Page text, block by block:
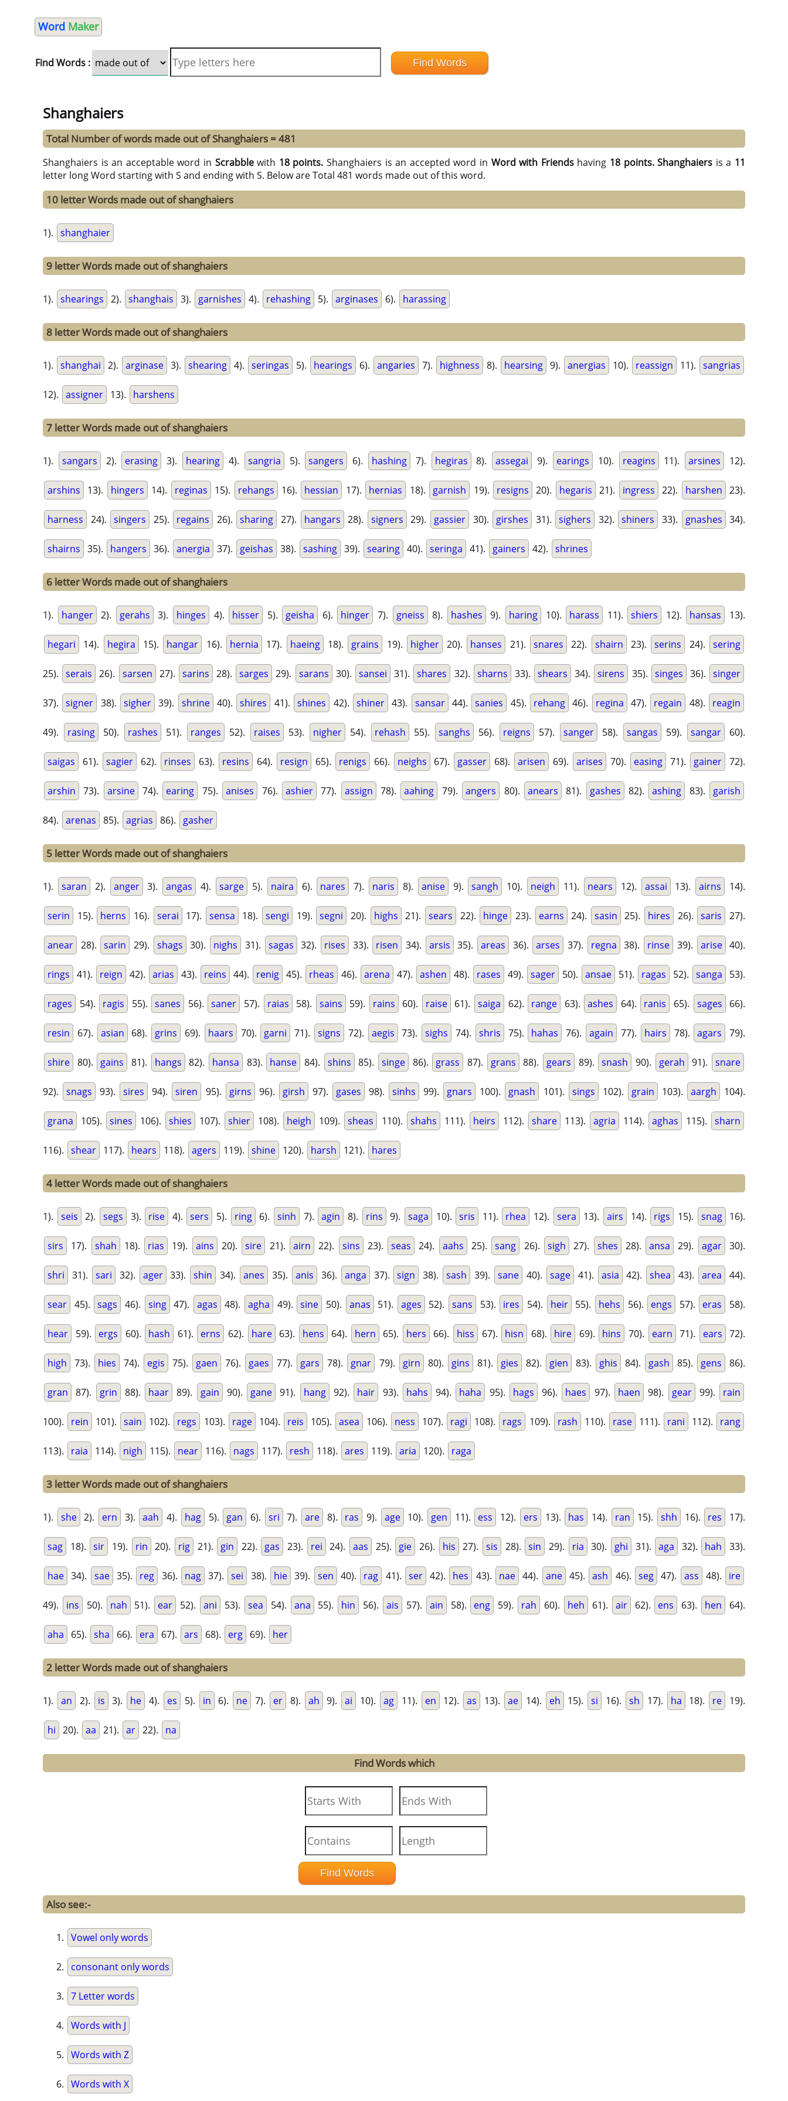
Word Maker
Find Words :
Shanghaiers
Total Number of words made out of Shanghaiers = 481
Shanghaiers is an acceptable word in Scrabblewith 18 points.Shanghaiers is an accepted word in Word with Friendshaving 18 points. Shanghaiers is a 11
letter long Word starting with S and ending with S. Below are Total 481 words made out of this word.
10 letter Words made out of shanghaiers
1). shanghaier
9 letter Words made out of shanghaiers
1). shearings 2). shanghais 3). garnishes 4). rehashing 5). arginases 6). harassing
8 letter Words made out of shanghaiers
1). shanghai 2). arginase 3). shearing 4). seringas 5). hearings 6). angaries 7). highness 8). hearsing 9). anergias 10). reassign 11). sangrias
12). assigner 13). harshens
7 letter Words made out of shanghaiers
1). sangars 2). erasing 3). hearing 4). sangria 5). sangers 6). hashing 7). hegiras 8). assegai 9). earings 10). reagins 11). arsines 12).
arshins 13). hingers 14). reginas 15). rehangs 16). hessian 17). hernias 18). garnish 19). resigns 20). hegaris 21). ingress 22). harshen 23).
harness 24). singers 25). regains 26). sharing 27). hangars 28). signers 29). gassier 30). girshes 31). sighers 32). shiners 33). gnashes 34).
shairns 35). hangers 36). anergia 37). geishas 38). sashing 39). searing 40). seringa 41). gainers 42). shrines
6 letter Words made out of shanghaiers
1). hanger 2). gerahs 3). hinges 4). hisser 5). geisha 6). hinger 7). gneiss 8). hashes 9). haring 10). harass 11). shiers 12). hansas 13).
hegari 14). hegira 15). hangar 16). hernia 17). haeing 18). grains 19). higher 20). hanses 21). snares 22). shairn 23). serins 24). sering
25). serais 26). sarsen 27). sarins 28). sarges 29). sarans 30). sansei 31). shares 32). sharns 33). shears 34). sirens 35). singes 36). singer
37). signer 38). sigher 39). shrine 40). shires 41). shines 42). shiner 43). sansar 44). sanies 45). rehang 46). regina 47). regain 48). reagin
49). rasing 50). rashes 51). ranges 52). raises 53). nigher 54). rehash 55). sanghs 56). reigns 57). sanger 58). sangas 59). sangar 60).
saigas 61). sagier 62). rinses 63). resins 64). resign 65). renigs 66). neighs 67). gasser 68). arisen 69). arises 70). easing 71). gainer 72).
arshin 73). arsine 74). earing 75). anises 76). ashier 77). assign 78). aahing 79). angers 80). anears 81). gashes 82). ashing 83). garish
84). arenas 85). agrias 86). gasher
5 letter Words made out of shanghaiers
1). saran 2). anger 3). angas 4). sarge 5). naira 6). nares 7). naris 8). anise 9). sangh 10). neigh 11). nears 12). assai 13). airns 14).
serin 15). herns 16). serai 17). sensa 18). sengi 19). segni 20). highs 21). sears 22). hinge 23). earns 24). sasin 25). hires 26). saris 27).
anear 28). sarin 29). shags 30). nighs 31). sagas 32). rises 33). risen 34). arsis 35). areas 36). arses 37). regna 38). rinse 39). arise 40).
rings 41). reign 42). arias 43). reins 44). renig 45). rheas 46). arena 47). ashen 48). rases 49). sager 50). ansae 51). ragas 52). sanga 53).
rages 54). ragis 55). sanes 56). saner 57). raias 58). sains 59). rains 60). raise 61). saiga 62). range 63). ashes 64). ranis 65). sages 66).
resin 67). asian 68). grins 69). haars 70). garni 71). signs 72). aegis 73). sighs 74). shris 75). hahas 76). again 77). hairs 78). agars 79).
shire 80). gains 81). hangs 82). hansa 83). hanse 84). shins 85). singe 86). grass 87). grans 88). gears 89). snash 90). gerah 91). snare
92). snags 93). sires 94). siren 95). girns 96). girsh 97). gases 98). sinhs 99). gnars 100). gnash 101). sings 102). grain 103). aargh 104).
grana 105). sines 106). shies 107). shier 108). heigh 109). sheas 110). shahs 111). heirs 112). share 113). agria 114). aghas 115). sharn
116). shear 117). hears 118). agers 119). shine 120). harsh 121). hares
4 letter Words made out of shanghaiers
1). seis 2). segs 3). rise 4). sers 5). ring 6). sinh 7). agin 8). rins 9). saga 10). sris 11). rhea 12). sera 13). airs 14). rigs 15). snag 16).
sirs 17). shah 18). rias 19). ains 20). sire 21). airn 22). sins 23). seas 24). aahs 25). sang 26). sigh 27). shes 28). ansa 29). agar 30).
shri 31). sari 32). ager 33). shin 34). anes 35). anis 36). anga 37). sign 38). sash 39). sane 40). sage 41). asia 42). shea 43). area 44).
sear 45). sags 46). sing 47). agas 48). agha 49). sine 50). anas 51). ages 52). sans 53). ires 54). heir 55). hehs 56). engs 57). eras 58).
hear 59). ergs 60). hash 61). erns 62). hare 63). hens 64). hern 65). hers 66). hiss 67). hisn 68). hire 69). hins 70). earn 71). ears 72).
high 73). hies 74). egis 75). gaen 76). gaes 77). gars 78). gnar 79). girn 80). gins 81). gies 82). gien 83). ghis 84). gash 85). gens 86).
gran 87). grin 88). haar 89). gain 90). gane 91). hang 92). hair 93). hahs 94). haha 95). hags 96). haes 97). haen 98). gear 99). rain
100). rein 101). sain 102). regs 103). rage 104). reis 105). asea 106). ness 107). ragi 108). rags 109). rash 110). rase 111). rani 112). rang
113). raia 114). nigh 115). near 116). nags 117). resh 118). ares 119). aria 120). raga
3 letter Words made out of shanghaiers
1). she 2). ern 3). aah 4). hag 5). gan 6). sri 7). are 8). ras 9). age 10). gen 11). ess 12). ers 13). has 14). ran 15). shh 16). res 17).
sag 18). sir 19). rin 20). rig 21). gin 22). gas 23). rei 24). aas 25). gie 26). his 27). sis 28). sin 29). ria 30). ghi 31). aga 32). hah 33).
hae 34). sae 35). reg 36). nag 37). sei 38). hie 39). sen 40). rag 41). ser 42). hes 43). nae 44). ane 45). ash 46). seg 47). ass 48). ire
49). ins 50). nah 51). ear 52). ani 53). sea 54). ana 55). hin 56). ais 57). ain 58). eng 59). rah 60). heh 61). air 62). ens 63). hen 64).
aha 65). sha 66). era 67). ars 68). erg 69). her
2 letter Words made out of shanghaiers
1). an 2). is 3). he 4). es 5). in 6). ne 7). er 8). ah 9). ai 10). ag 11). en 12). as 13). ae 14). eh 15). si 16). sh 17). ha 18). re 19).
hi 20). aa 21). ar 22). na
Find Words which
Also see:-
Vowel only words
consonant only words
7 Letter words
Words with J
Words with Z
Words with X